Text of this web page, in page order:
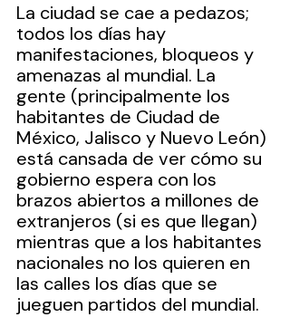
La ciudad se cae a pedazos;
todos los días hay
manifestaciones, bloqueos y
amenazas al mundial. La
gente (principalmente los
habitantes de Ciudad de
México, Jalisco y Nuevo León)
está cansada de ver cómo su
gobierno espera con los
brazos abiertos a millones de
extranjeros (si es que llegan)
mientras que a los habitantes
nacionales no los quieren en
las calles los días que se
jueguen partidos del mundial.